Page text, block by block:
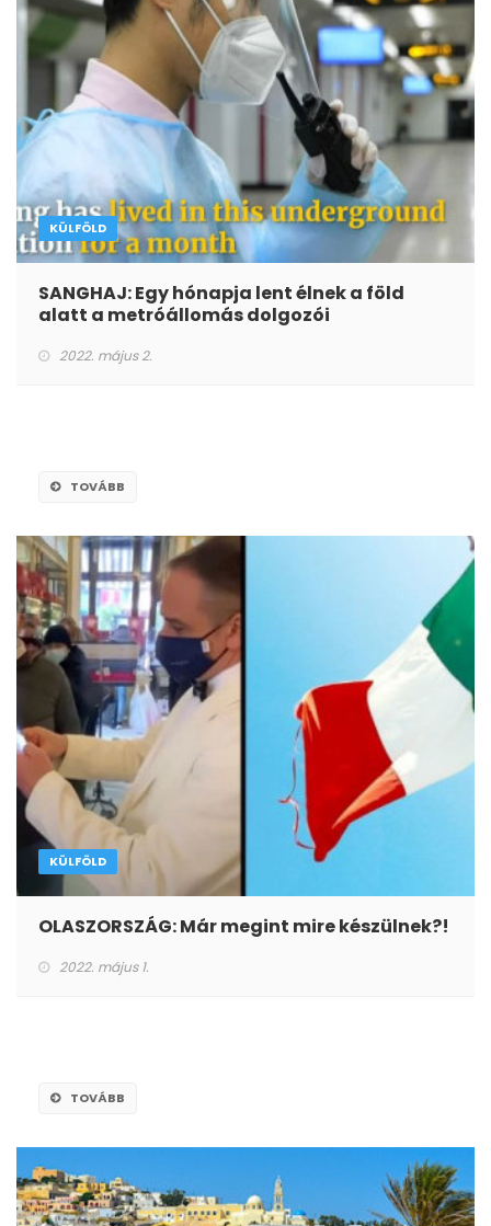
KÜLFÖLD
SANGHAJ: Egy hónapja lent élnek a föld
alatt a metróállomás dolgozói
2022. május 2.
TOVÁBB
KÜLFÖLD
OLASZORSZÁG: Már megint mire készülnek?!
2022. május 1.
TOVÁBB